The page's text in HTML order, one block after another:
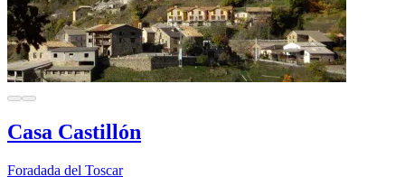
Casa Castillón
Foradada del Toscar